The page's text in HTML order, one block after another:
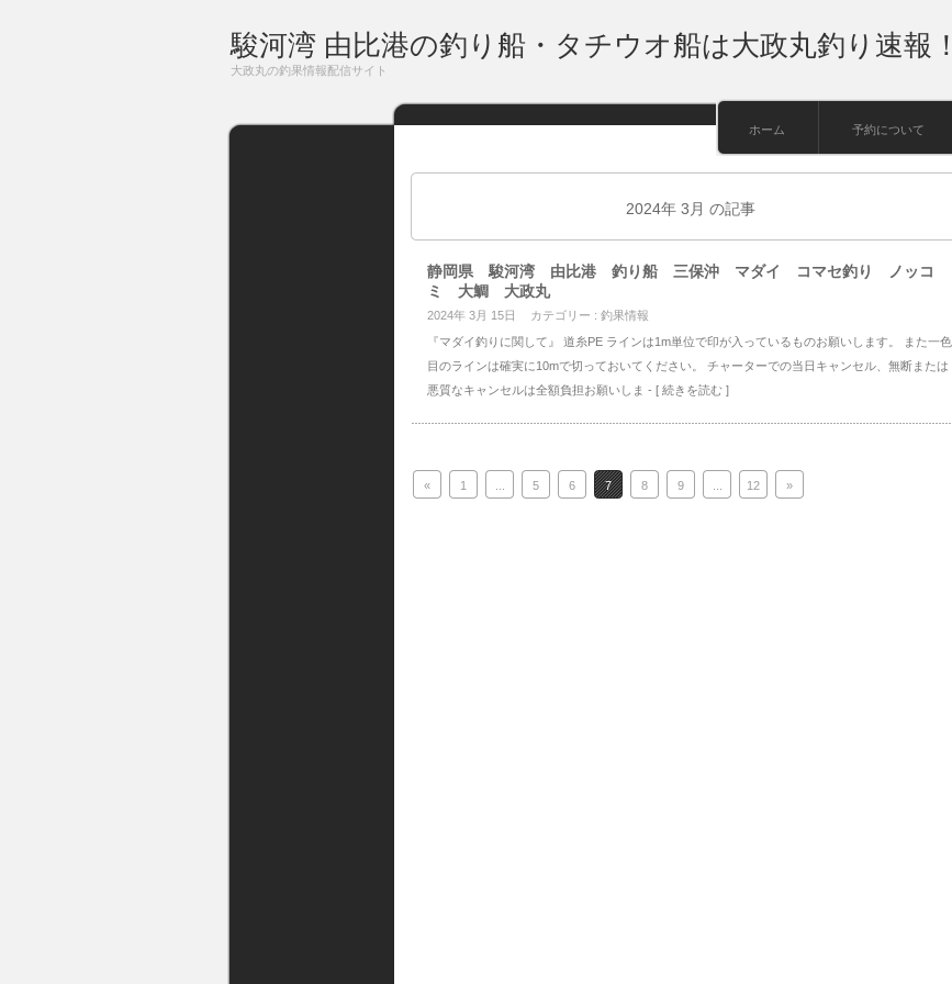
駿河湾 由比港の釣り船・タチウオ船は大政丸釣り速報！
大政丸の釣果情報配信サイト
ホーム 予約について
2024年 3月 の記事
静岡県 駿河湾 由比港 釣り船 三保沖 マダイ コマセ釣り ノッコ
ミ 大鯛 大政丸
2024年 3月 15日 カテゴリー : 釣果情報
『マダイ釣りに関して』 道糸PE ラインは1m単位で印が入っているものお願いします。 また一色
目のラインは確実に10mで切っておいてください。 チャーターでの当日キャンセル、無断または
悪質なキャンセルは全額負担お願いしま - [ 続きを読む ]
« 1 5 6 7 8 9 12 »